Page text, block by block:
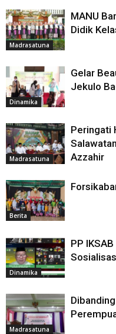
Madrasatuna
MANU
Didik
Dinamika
Gelar
Jekulo
Madrasatuna
Peringati
Azzahir
Berita
Dinamika
PP
Madrasatuna